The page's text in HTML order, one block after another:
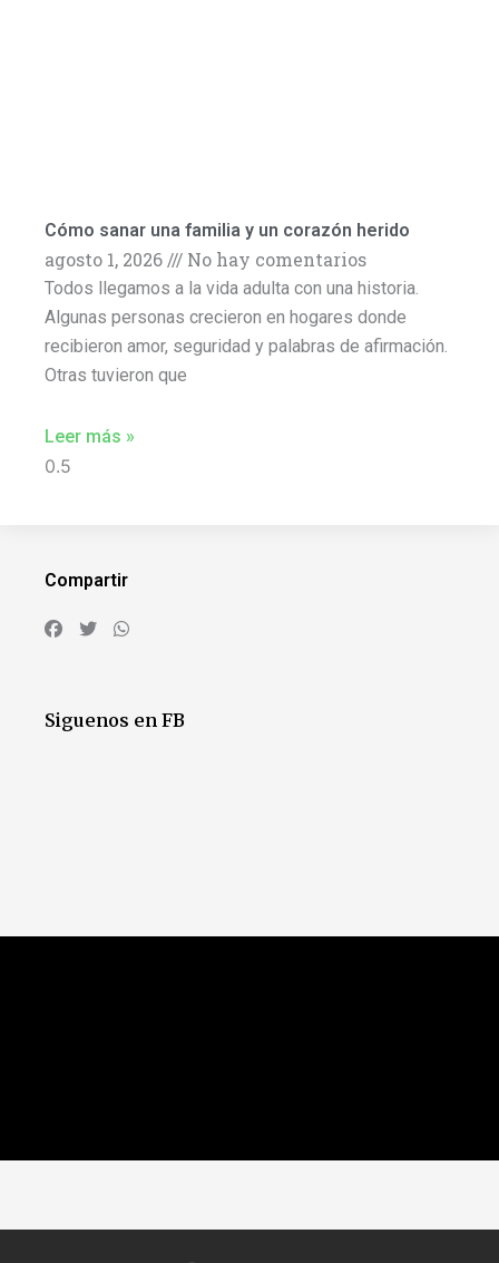
Cómo sanar una familia y un corazón herido
agosto 1, 2026 No hay comentarios
Todos llegamos a la vida adulta con una historia.
Algunas personas crecieron en hogares donde
recibieron amor, seguridad y palabras de afirmación.
Otras tuvieron que
Leer más »
Compartir
Siguenos en FB